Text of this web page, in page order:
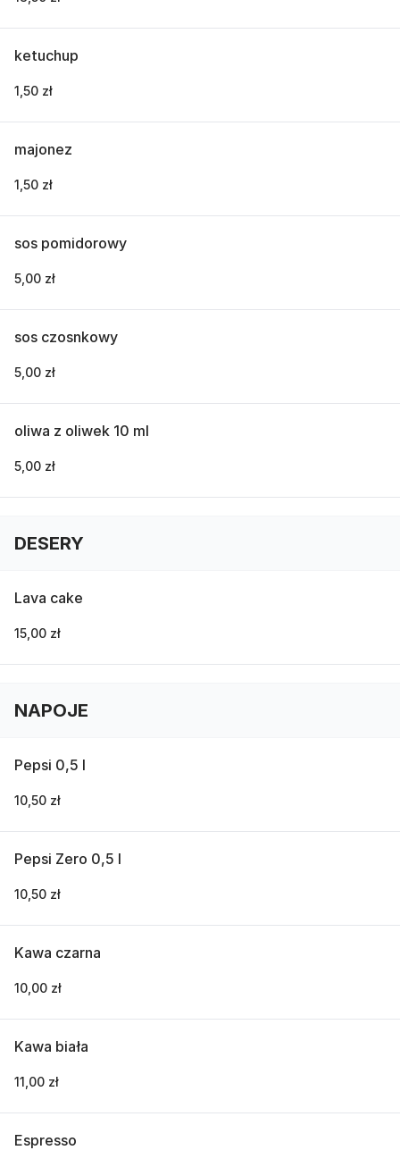
ketuchup
1,50 zł
majonez
1,50 zł
sos pomidorowy
5,00 zł
sos czosnkowy
5,00 zł
oliwa z oliwek 10 ml
5,00 zł
DESERY
Lava cake
15,00 zł
NAPOJE
Pepsi 0,5 l
10,50 zł
Pepsi Zero 0,5 l
10,50 zł
Kawa czarna
10,00 zł
Kawa biała
11,00 zł
Espresso